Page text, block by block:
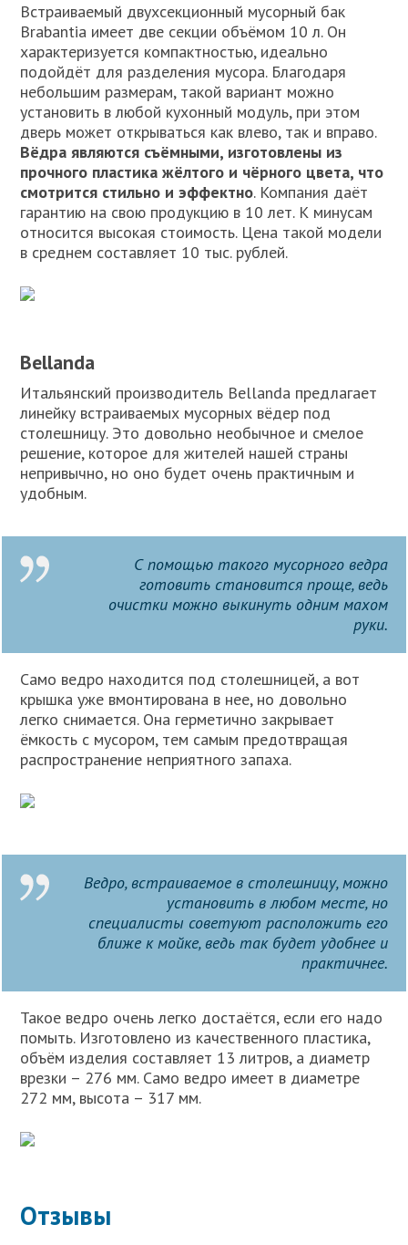
Встраиваемый двухсекционный мусорный бак
Brabantia имеет две секции объёмом 10 л. Он
характеризуется компактностью, идеально
подойдёт для разделения мусора. Благодаря
небольшим размерам, такой вариант можно
установить в любой кухонный модуль, при этом
дверь может открываться как влево, так и вправо.
Вёдра являются съёмными, изготовлены из
прочного пластика жёлтого и чёрного цвета, что
смотрится стильно и эффектно. Компания даёт
гарантию на свою продукцию в 10 лет. К минусам
относится высокая стоимость. Цена такой модели
в среднем составляет 10 тыс. рублей.
Bellanda
Итальянский производитель Bellanda предлагает
линейку встраиваемых мусорных вёдер под
столешницу. Это довольно необычное и смелое
решение, которое для жителей нашей страны
непривычно, но оно будет очень практичным и
удобным.
С помощью такого мусорного ведра
готовить становится проще, ведь
очистки можно выкинуть одним махом
руки.
Само ведро находится под столешницей, а вот
крышка уже вмонтирована в нее, но довольно
легко снимается. Она герметично закрывает
ёмкость с мусором, тем самым предотвращая
распространение неприятного запаха.
Ведро, встраиваемое в столешницу, можно
установить в любом месте, но
специалисты советуют расположить его
ближе к мойке, ведь так будет удобнее и
практичнее.
Такое ведро очень легко достаётся, если его надо
помыть. Изготовлено из качественного пластика,
объём изделия составляет 13 литров, а диаметр
врезки – 276 мм. Само ведро имеет в диаметре
272 мм, высота – 317 мм.
Отзывы